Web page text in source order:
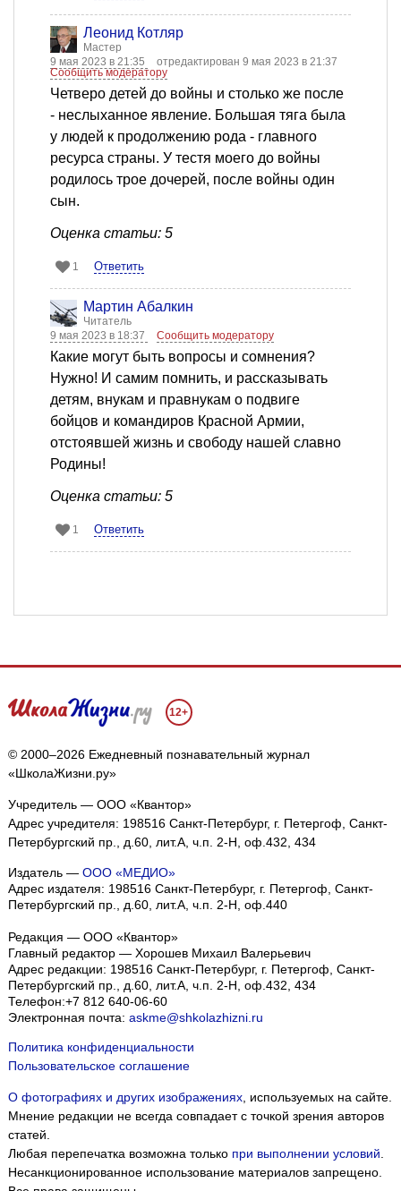
Леонид Котляр
Мастер
9 мая 2023 в 21:35
отредактирован 9 мая 2023 в 21:37
Сообщить модератору
Четверо детей до войны и столько же после
- неслыханное явление. Большая тяга была
у людей к продолжению рода - главного
ресурса страны. У тестя моего до войны
родилось трое дочерей, после войны один
сын.
Оценка статьи: 5
1 Ответить
Мартин Абалкин
Читатель
9 мая 2023 в 18:37
Сообщить модератору
Какие могут быть вопросы и сомнения?
Нужно! И самим помнить, и рассказывать
детям, внукам и правнукам о подвиге
бойцов и командиров Красной Армии,
отстоявшей жизнь и свободу нашей славно
Родины!
Оценка статьи: 5
1 Ответить
12+
© 2000–2026 Ежедневный познавательный журнал
«ШколаЖизни.ру»
Учредитель — ООО «Квантор»
Адрес учредителя: 198516 Санкт-Петербург, г. Петергоф, Санкт-
Петербургский пр., д.60, лит.А, ч.п. 2-Н, оф.432, 434
Издатель — ООО «МЕДИО»
Адрес издателя: 198516 Санкт-Петербург, г. Петергоф, Санкт-
Петербургский пр., д.60, лит.А, ч.п. 2-Н, оф.440
Редакция — ООО «Квантор»
Главный редактор — Хорошев Михаил Валерьевич
Адрес редакции: 198516 Санкт-Петербург, г. Петергоф Санкт-
Петербургский пр., д.60, лит.А, ч.п. 2-Н, оф.432, 434
Телефон:+7 812 640-06-60
Электронная почта: askme@shkolazhizni.ru
Политика конфиденциальности
Пользовательское соглашение
О фотографиях и других изображениях, используемых на сайте.
Мнение редакции не всегда совпадает с точкой зрения авторов
статей.
Любая перепечатка возможна только при выполнении условий
Несанкционированное использование материалов запрещено.